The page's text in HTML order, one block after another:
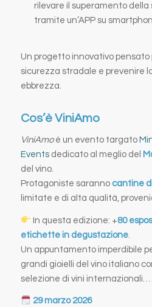
rilevare il superamento della
tramite un’APP su
Un progetto innovativo pensato
sicurezza stradale e prevenire
ebbrezza.
Cos’è ViniAmo
ViniAmoè un evento targato
Events dedicato al meglio del
del vino.
Protagoniste saranno cantine
limitate e di alta qualità,
In questa edizione: +80
etichette in degustazione.
Un appuntamento imperdibile
grandi gioielli del vino italiano
selezione di vini internazionali…
29 marzo 2026